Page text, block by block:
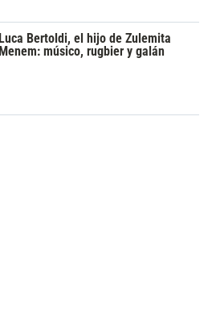
Luca Bertoldi, el hijo de Zulemita
Menem: músico, rugbier y galán